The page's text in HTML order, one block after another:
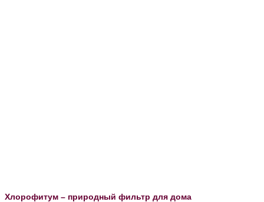
Хлорофитум – природный фильтр для дома